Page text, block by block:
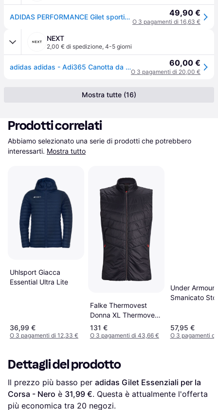
ADIDAS PERFORMANCE Gilet sportivo 'Adi365 Running Essentials' grigio argento / nero 49,90 €
O 3 pagamenti di 16,63 €
NEXT
2,00 € di spedizione, 4-5 giorni
adidas adidas - Adi365 Canotta da running must-have 60,00 €
O 3 pagamenti di 20,00 €
Mostra tutte (16)
Prodotti correlati
Abbiamo selezionato una serie di prodotti che potrebbero
interessarti. Mostra tutto
Uhlsport Giacca
Essential Ultra Lite
36,99 €
O 3 pagamenti di 12,33 €
Falke Thermovest
Donna XL Thermovest
Donna - Nero
131 €
O 3 pagamenti di 43,66 €
Under Armour
Smanicato
57,95 €
O 3 pagamenti di
Dettagli del prodotto
Il prezzo più basso per adidas Gilet Essenziali per la
Corsa - Nero è 31,99 €. Questa è attualmente l'offerta
più economica tra 20 negozi.